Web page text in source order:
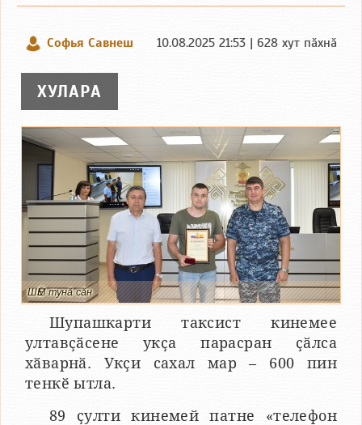
Софья Савнеш 10.08.2025 21:53 | 628 хут пӑхнӑ
ХУЛАРА
ШӖМ тунӑ сӑн
Шупашкарти таксист кинемее
ултавҫӑсене укҫа парасран ҫӑлса
хӑварнӑ. Укҫи сахал мар – 600 пин
тенкӗ ытла.
89 ҫулти кинемей патне «телефон